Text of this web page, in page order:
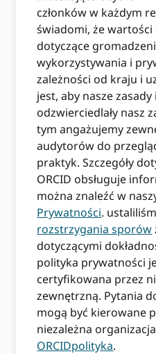
członków w każdym
świadomi, że wartości
dotyczące
wykorzystywania i
zależności od kraju i
jest, aby nasze
odzwierciedlały nasz
tym angażujemy
audytorów do
praktyk. Szczegóły
ORCID obsługuje
można znaleźć w
Prywatności.
rozstrzygania sporów
dotyczącymi
polityka prywatności
certyfikowana przez
zewnętrzną. Pytania
mogą być kierowane
niezależna
ORCIDpolityka.